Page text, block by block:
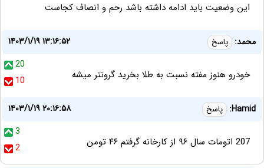
این وضعیت باید ادامه داشته باشد رحم و انصاف کجاست
محمد: پاسخ
۱۴۰۳/۱/۱۹ ۱۳:۱۶:۵۲
20
10
خودرو هنوز مفته نسبت به طلا بخرید گرونتر میشه
Hamid: پاسخ
۱۴۰۳/۱/۱۹ ۲۰:۱۶:۵۸
3
2
207 اتومات سال ۹۶ از کارخانه‌ گرفتم ۴۶ تومن